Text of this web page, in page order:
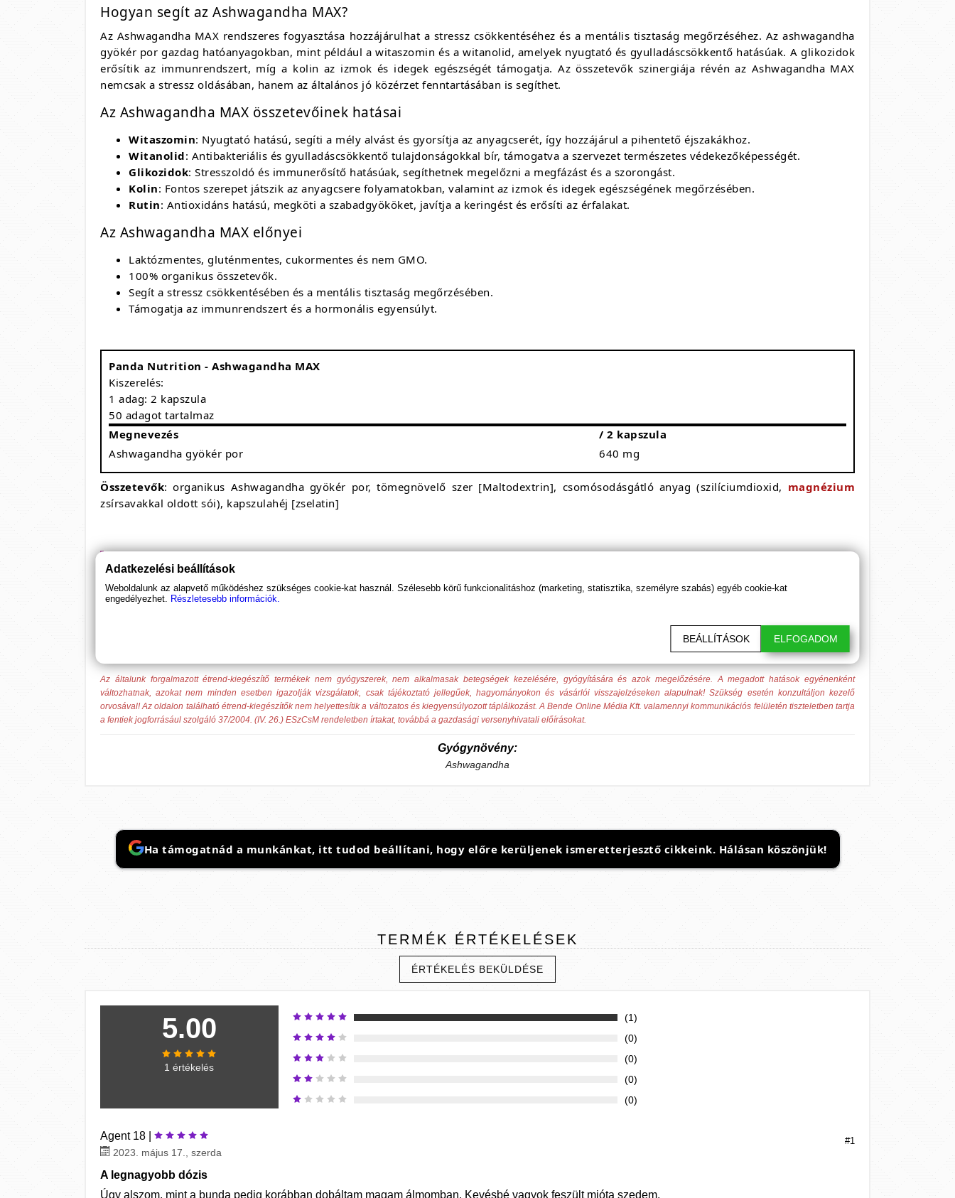
Hogyan segít az Ashwagandha MAX?
Az Ashwagandha MAX rendszeres fogyasztása hozzájárulhat a stressz csökkentéséhez és a mentális tisztaság megőrzéséhez. Az ashwagandha
gyökér por gazdag hatóanyagokban, mint például a witaszomin és a witanolid, amelyek nyugtató és gyulladáscsökkentő hatásúak. A glikozidok
erősítik az immunrendszert, míg a kolin az izmok és idegek egészségét támogatja. Az összetevők szinergiája révén az Ashwagandha MAX
nemcsak a stressz oldásában, hanem az általános jó közérzet fenntartásában is segíthet.
Az Ashwagandha MAX összetevőinek hatásai
Witaszomin: Nyugtató hatású, segíti a mély alvást és gyorsítja az anyagcserét, így hozzájárul a pihentető éjszakákhoz.
Witanolid: Antibakteriális és gyulladáscsökkentő tulajdonságokkal bír, támogatva a szervezet természetes védekezőképességét.
Glikozidok: Stresszoldó és immunerősítő hatásúak, segíthetnek megelőzni a megfázást és a szorongást.
Kolin: Fontos szerepet játszik az anyagcsere folyamatokban, valamint az izmok és idegek egészségének megőrzésében.
Rutin: Antioxidáns hatású, megköti a szabadgyököket, javítja a keringést és erősíti az érfalakat.
Az Ashwagandha MAX előnyei
Laktózmentes, gluténmentes, cukormentes és nem GMO.
100% organikus összetevők.
Segít a stressz csökkentésében és a mentális tisztaság megőrzésében.
Támogatja az immunrendszert és a hormonális egyensúlyt.
Panda Nutrition - Ashwagandha MAX
Kiszerelés:
1 adag: 2 kapszula
50 adagot tartalmaz
Megnevezés
/ 2 kapszula
Ashwagandha gyökér por
640 mg
Összetevők: organikus Ashwagandha gyökér por, tömegnövelő szer [Maltodextrin], csomósodásgátló anyag (szilíciumdioxid, magnézium
zsírsavakkal oldott sói), kapszulahéj [zselatin]
Válaszd a Panda Nutrition - Ashwagandha MAX-ot, és tapasztald meg a természetes stresszoldás és energizálás erejét!
Az általunk forgalmazott étrend-kiegészítő termékek nem gyógyszerek, nem alkalmasak betegségek kezelésére, gyógyítására és azok megelőzésére. A megadott hatások egyénenként
változhatnak, azokat nem minden esetben igazolják vizsgálatok, csak tájékoztató jellegűek, hagyományokon és vásárlói visszajelzéseken alapulnak! Szükség esetén konzultáljon kezelő
orvosával! Az oldalon található étrend-kiegészítők nem helyettesítik a változatos és kiegyensúlyozott táplálkozást. A Bende Online Média Kft. valamennyi kommunikációs felületén tiszteletben tartja
a fentiek jogforrásául szolgáló 37/2004. (IV. 26.) ESzCsM rendeletben írtakat, továbbá a gazdasági versenyhivatali előírásokat.
Gyógynövény:
Ashwagandha
Ha támogatnád a munkánkat, itt tudod beállítani, hogy előre kerüljenek ismeretterjesztő cikkeink. Hálásan köszönjük!
TERMÉK ÉRTÉKELÉSEK
ÉRTÉKELÉS BEKÜLDÉSE
5.00
1 értékelés
(1)
(0)
(0)
(0)
(0)
#1
Agent 18 |
2023. május 17., szerda
A legnagyobb dózis
Úgy alszom, mint a bunda pedig korábban dobáltam magam álmomban. Kevésbé vagyok feszült mióta szedem.
Adatkezelési beállítások
Weboldalunk az alapvető működéshez szükséges cookie-kat használ. Szélesebb körű funkcionalitáshoz (marketing, statisztika, személyre szabás) egyéb cookie-kat
engedélyezhet. Részletesebb információk.
BEÁLLÍTÁSOK ELFOGADOM